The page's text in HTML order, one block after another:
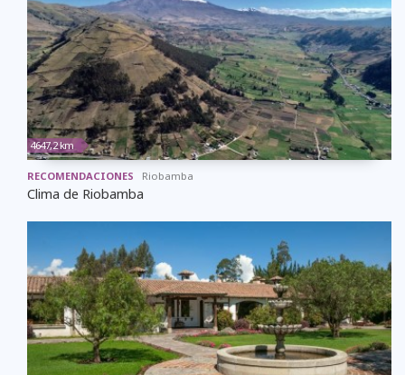
4647,2 km
RECOMENDACIONES Riobamba
Clima de Riobamba